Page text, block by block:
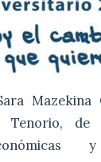
Tenorio,
y